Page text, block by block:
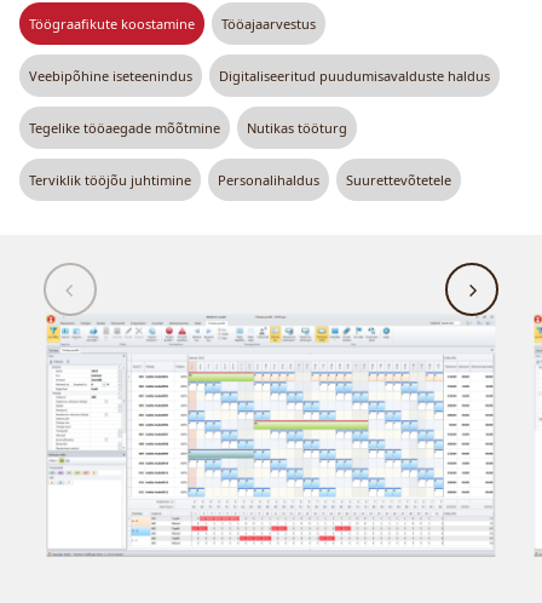
Töögraafikute koostamine Tööajaarvestus
Veebipõhine iseteenindus Digitaliseeritud puudumisavalduste haldus
Tegelike tööaegade mõõtmine Nutikas tööturg
Terviklik tööjõu juhtimine Personalihaldus Suurettevõtetele